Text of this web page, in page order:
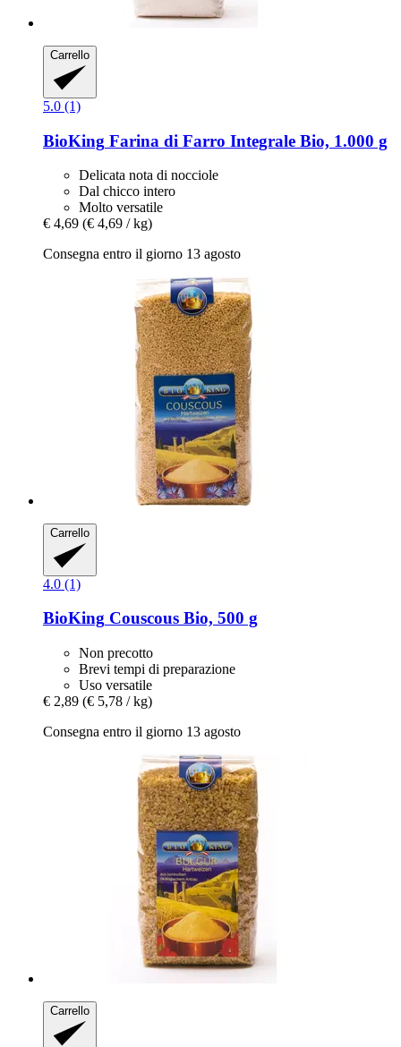
Carrello
5.0 (1)
BioKing Farina di Farro Integrale Bio, 1.000 g
Delicata nota di nocciole
Dal chicco intero
Molto versatile
€ 4,69 (€ 4,69 / kg)
Consegna entro il giorno 13 agosto
Carrello
4.0 (1)
BioKing Couscous Bio, 500 g
Non precotto
Brevi tempi di preparazione
Uso versatile
€ 2,89 (€ 5,78 / kg)
Consegna entro il giorno 13 agosto
Carrello